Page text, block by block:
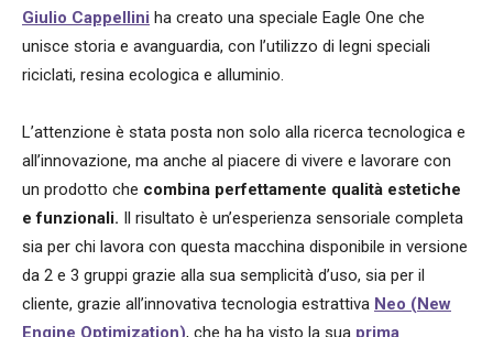
Giulio Cappellini ha creato una speciale Eagle One che
unisce storia e avanguardia, con l’utilizzo di legni speciali
riciclati, resina ecologica e alluminio.
L’attenzione è stata posta non solo alla ricerca tecnologica e
all’innovazione, ma anche al piacere di vivere e lavorare con
un prodotto che combina perfettamente qualità estetiche
e funzionali. Il risultato è un’esperienza sensoriale completa
sia per chi lavora con questa macchina disponibile in versione
da 2 e 3 gruppi grazie alla sua semplicità d’uso, sia per il
cliente, grazie all’innovativa tecnologia estrattiva Neo (New
Engine Optimization), che ha ha visto la sua prima